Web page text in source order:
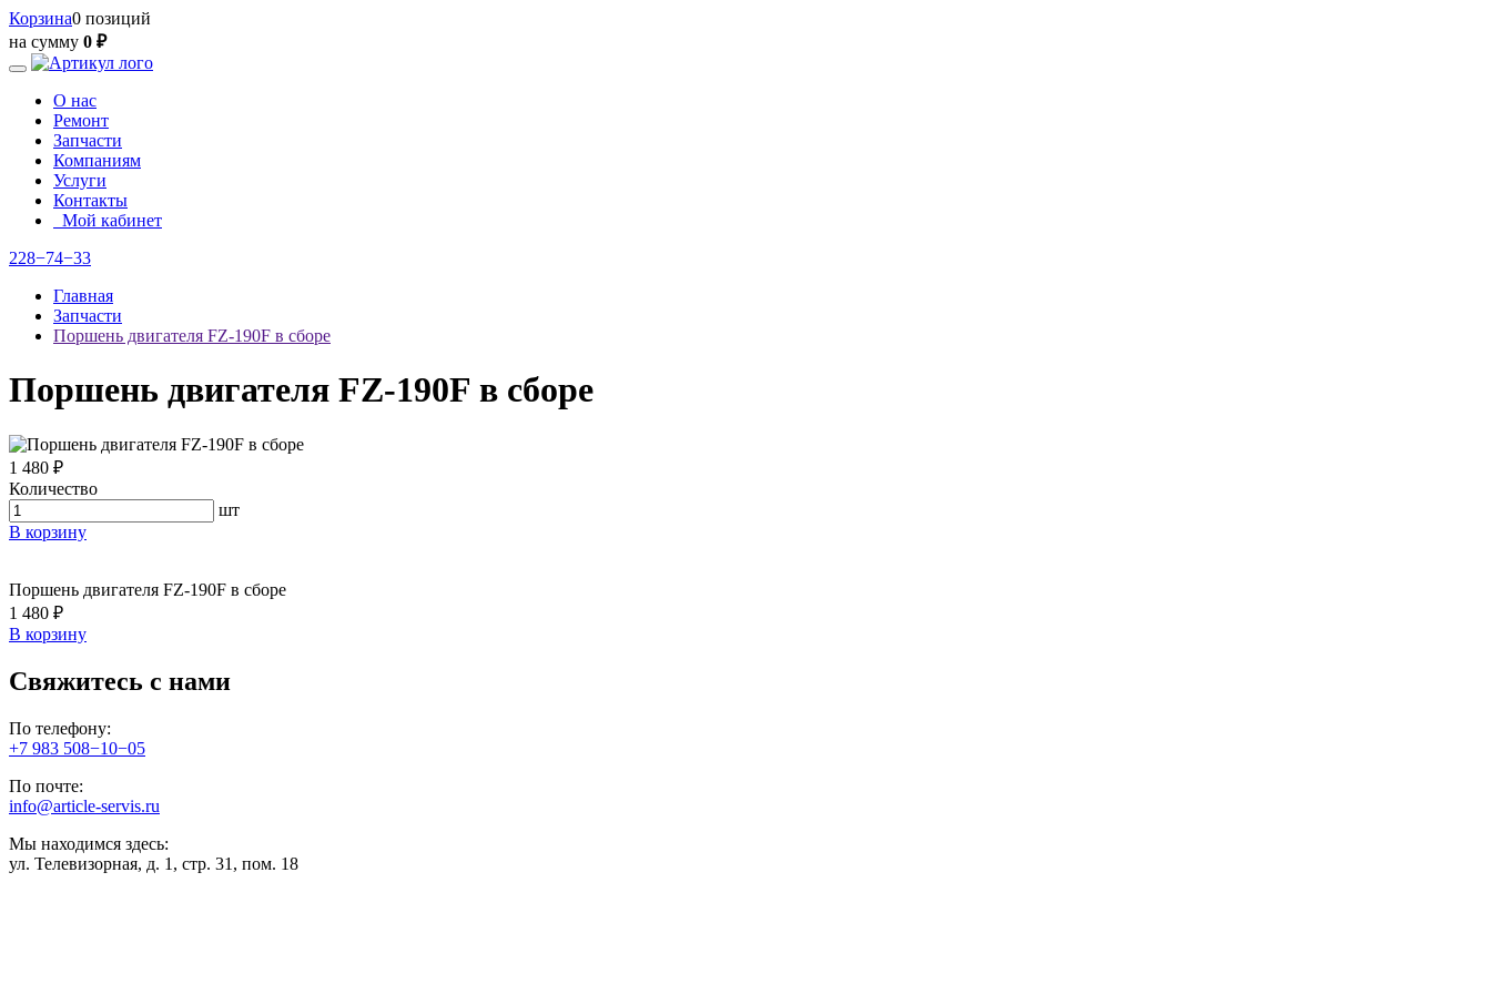
Корзина0 позиций
на сумму 0 ₽
О нас
Ремонт
Запчасти
Компаниям
Услуги
Контакты
Мой кабинет
228−74−33
Главная
Запчасти
Поршень двигателя FZ-190F в сборе
Поршень двигателя FZ-190F в сборе
1 480 ₽
Количество
шт
В корзину
Поршень двигателя FZ-190F в сборе
1 480 ₽
В корзину
Свяжитесь с нами
По телефону:
+7 983 508−10−05
По почте:
info@article-servis.ru
Мы находимся здесь:
ул. Телевизорная, д. 1, стр. 31, пом. 18